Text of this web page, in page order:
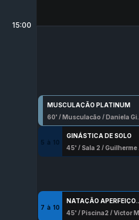
15:00
MUSCULAÇÃO PLATINUM
60' /Musculação /Daniela Gimenes Gabarrao
GINÁSTICA DE SOLO
5 à 10
45' / Sala 2 /Guilherme Ribeiro
NATAÇÃO
7 à 10
45' /Piscina2 /Victor Moreira Teixeira